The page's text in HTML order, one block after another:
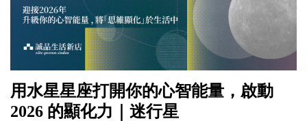
用水星星座打開你的心智能量，啟動
2026 的顯化力｜迷行星